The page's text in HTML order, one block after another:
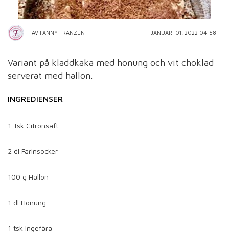
AV FANNY FRANZÉN JANUARI 01, 2022 04:58
Variant på kladdkaka med honung och vit choklad
serverat med hallon.
INGREDIENSER
1 Tsk Citronsaft
2 dl Farinsocker
100 g Hallon
1 dl Honung
1 tsk Ingefära